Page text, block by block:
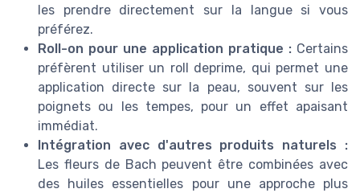
les prendre directement sur la langue si vous
préférez.
Roll-on pour une application pratique : Certains
préfèrent utiliser un roll deprime, qui permet une
application directe sur la peau, souvent sur les
poignets ou les tempes, pour un effet apaisant
immédiat.
Intégration avec d'autres produits naturels :
Les fleurs de Bach peuvent être combinées avec
des huiles essentielles pour une approche plus